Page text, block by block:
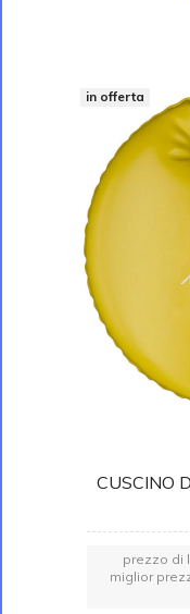
in offerta
CUSCINO
prezzo di
miglior